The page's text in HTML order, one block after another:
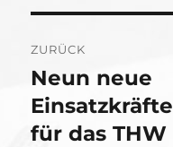
ZURÜCK
Vorheriger
Beitrag:
Neun neue
Einsatzkräfte
für das THW